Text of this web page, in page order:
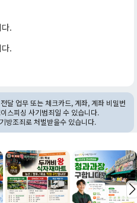
.
.
달 업무 또는 체크카드, 계좌, 계좌 비밀번
스피싱 사기범죄일 수 있습니다.
방조죄로 처벌받을수 있습니다.